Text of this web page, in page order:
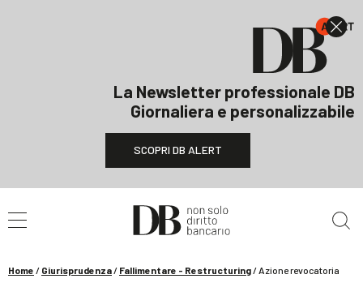
La Newsletter professionale DB
Giornaliera e personalizzabile
SCOPRI DB ALERT
Home / Giurisprudenza/ Fallimentare - Restructuring/Azione revocatoria